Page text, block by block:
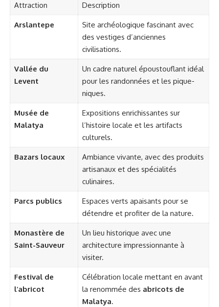
Attraction Description
Arslantepe
Site archéologique fascinant avec
des vestiges d’anciennes
civilisations.
Vallée du
Levent
Un cadre naturel époustouflant idéal
pour les randonnées et les pique-
niques.
Musée de
Malatya
Expositions enrichissantes sur
l’histoire locale et les artifacts
culturels.
Bazars locaux
Ambiance vivante, avec des produits
artisanaux et des spécialités
culinaires.
Parcs publics
Espaces verts apaisants pour se
détendre et profiter de la nature.
Monastère de
Saint-Sauveur
Un lieu historique avec une
architecture impressionnante à
visiter.
Festival de
l’abricot
Célébration locale mettant en avant
la renommée des abricots de
Malatya.